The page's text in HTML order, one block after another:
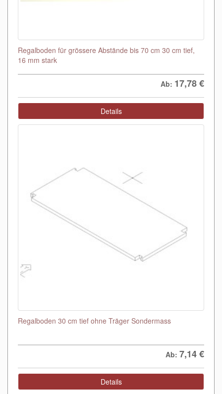
Regalboden für grössere Abstände bis 70 cm 30 cm tief,
16 mm stark
Ab: 17,78€
Details
Regalboden 30 cm tief ohne Träger Sondermass
Ab: 7,14€
Details